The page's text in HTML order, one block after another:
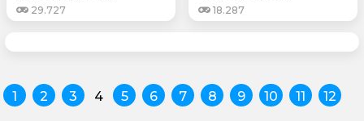
29.727 18.287
1 2 3 4 5 6 7 8 9 10 11 12